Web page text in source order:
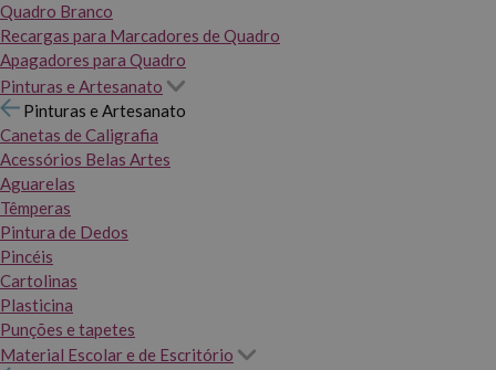
Quadro Branco
Recargas para Marcadores de Quadro
Apagadores para Quadro
Pinturas e Artesanato
Pinturas e Artesanato
Canetas de Caligrafia
Acessórios Belas Artes
Aguarelas
Têmperas
Pintura de Dedos
Pincéis
Cartolinas
Plasticina
Punções e tapetes
Material Escolar e de Escritório